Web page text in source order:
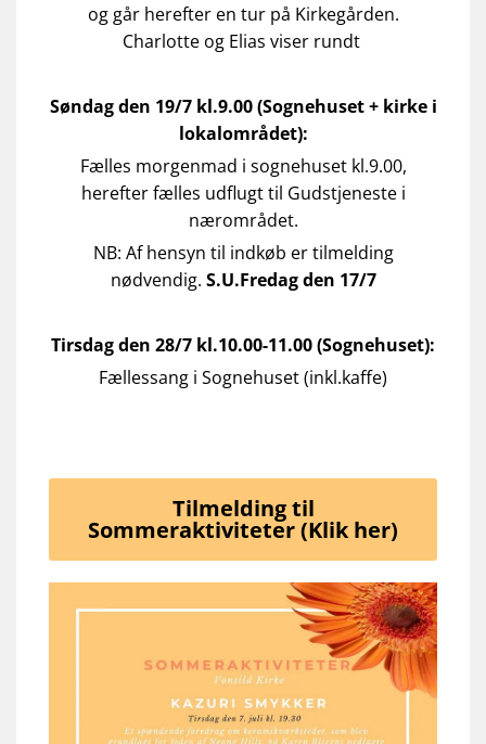
og går herefter en tur på Kirkegården.
Charlotte og Elias viser rundt
Søndag den 19/7 kl.9.00 (Sognehuset + kirke i
lokalområdet):
Fælles morgenmad i sognehuset kl.9.00,
herefter fælles udflugt til Gudstjeneste i
nærområdet.
NB: Af hensyn til indkøb er tilmelding
nødvendig. S.U.Fredag den 17/7
Tirsdag den 28/7 kl.10.00-11.00 (Sognehuset):
Fællessang i Sognehuset (inkl.kaffe)
Tilmelding til
Sommeraktiviteter (Klik her)